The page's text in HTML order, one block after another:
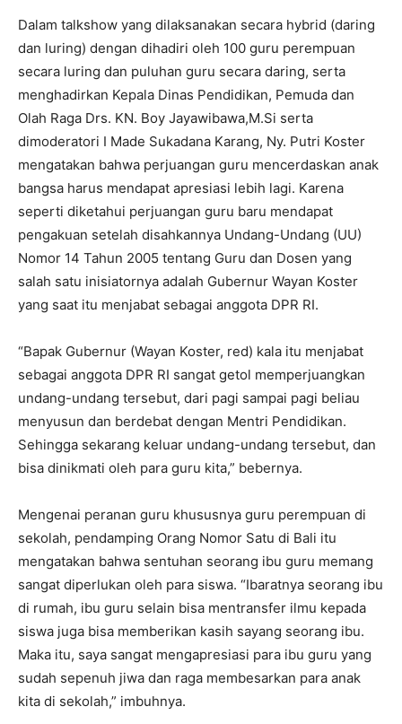
Dalam talkshow yang dilaksanakan secara hybrid (daring
dan luring) dengan dihadiri oleh 100 guru perempuan
secara luring dan puluhan guru secara daring, serta
menghadirkan Kepala Dinas Pendidikan, Pemuda dan
Olah Raga Drs. KN. Boy Jayawibawa,M.Si serta
dimoderatori I Made Sukadana Karang, Ny. Putri Koster
mengatakan bahwa perjuangan guru mencerdaskan anak
bangsa harus mendapat apresiasi lebih lagi. Karena
seperti diketahui perjuangan guru baru mendapat
pengakuan setelah disahkannya Undang-Undang (UU)
Nomor 14 Tahun 2005 tentang Guru dan Dosen yang
salah satu inisiatornya adalah Gubernur Wayan Koster
yang saat itu menjabat sebagai anggota DPR RI.
“Bapak Gubernur (Wayan Koster, red) kala itu menjabat
sebagai anggota DPR RI sangat getol memperjuangkan
undang-undang tersebut, dari pagi sampai pagi beliau
menyusun dan berdebat dengan Mentri Pendidikan.
Sehingga sekarang keluar undang-undang tersebut, dan
bisa dinikmati oleh para guru kita,” bebernya.
Mengenai peranan guru khususnya guru perempuan di
sekolah, pendamping Orang Nomor Satu di Bali itu
mengatakan bahwa sentuhan seorang ibu guru memang
sangat diperlukan oleh para siswa. “Ibaratnya seorang ibu
di rumah, ibu guru selain bisa mentransfer ilmu kepada
siswa juga bisa memberikan kasih sayang seorang ibu.
Maka itu, saya sangat mengapresiasi para ibu guru yang
sudah sepenuh jiwa dan raga membesarkan para anak
kita di sekolah,” imbuhnya.